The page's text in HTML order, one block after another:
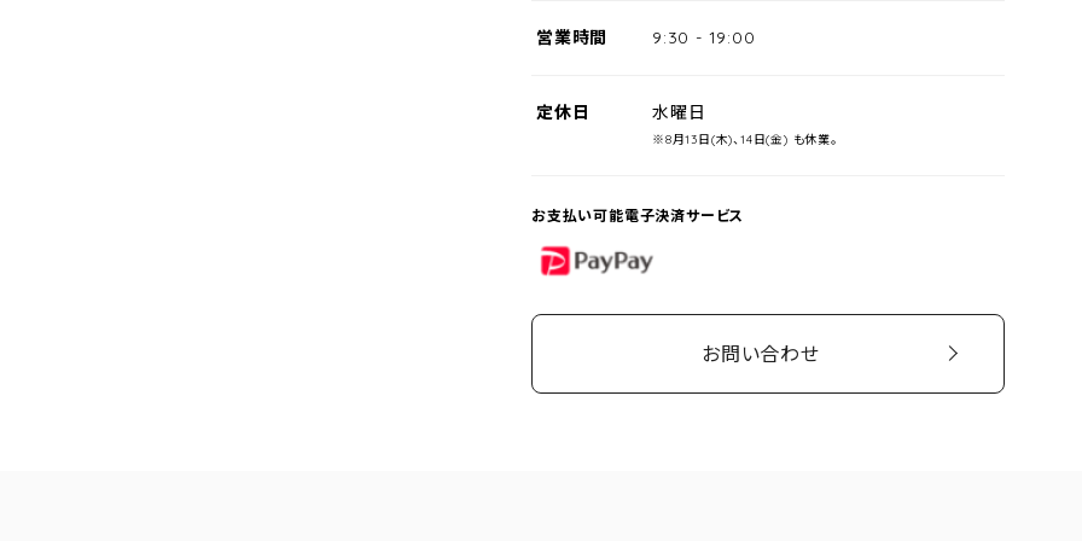
営業時間 9:30 - 19:00
定休日 水曜日
※8月13日(木)、14日(金) も休業。
お支払い可能電子決済サービス
PayPay
お問い合わせ